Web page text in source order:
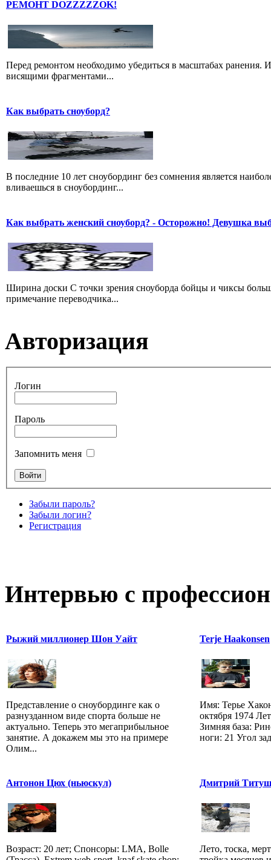
РЕМОНТ DOZZZZZOK!
Перед ремонтом необходимо убедиться в масштабах
висящими фрагментами...
Как выбрать сноуборд?
В последние 10 лет сноубординг без сомнения является
вливаешься в сноубординг...
Как выбрать женский сноуборд? - Осторожно! Девушка
Ширина доски С точки зрения сноуборда бойцы и чиксы
примечание переводчика...
Авторизация
Логин
Пароль
Запомнить меня
Забыли пароль?
Забыли логин?
Регистрация
Интервью с
Рыжий миллионер Шон Уайт
Представление о сноубординге как о
разнузданном виде спорта больше не
актуально. Теперь это мегаприбыльное
занятие. А докажем мы это на примере
Олим...
Terje Haakonsen
Имя: Терье
октября 1974
Зимняя база:
ноги: 21 Угол
Антонон Цюх (ньюскул)
Возраст: 20 лет; Спонсоры: LMA, Bolle
Дмитрий
Лето, тоска,